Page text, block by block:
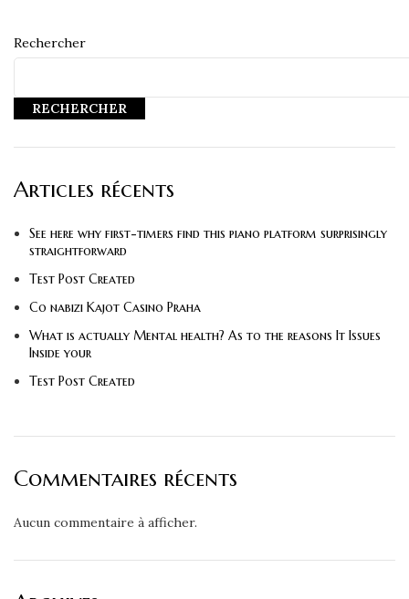
Rechercher
RECHERCHER
Articles récents
See here why first-timers find this piano platform surprisingly
straightforward
Test Post Created
Co nabizi Kajot Casino Praha
What is actually Mental health? As to the reasons It Issues
Inside your
Test Post Created
Commentaires récents
Aucun commentaire à afficher.